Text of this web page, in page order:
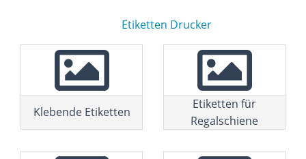
Etiketten Drucker
Klebende Etiketten
Etiketten für
Regalschiene